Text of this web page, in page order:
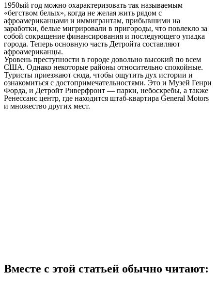
1950ый год можно охарактеризовать так называемым
«бегством белых», когда не желая жить рядом с
афроамериканцами и иммигрантам, прибывшими на
заработки, белые мигрировали в пригороды, что повлекло за
собой сокращение финансирования и последующего упадка
города. Теперь основную часть Детройта составляют
афроамериканцы.
Уровень преступности в городе довольно высокий по всем
США. Однако некоторые районы относительно спокойные.
Туристы приезжают сюда, чтобы ощутить дух истории и
ознакомиться с достопримечательностями. Это и Музей Генри
Форда, и Детройт Риверфронт — парки, небоскребы, а также
Ренессанс центр, где находится штаб-квартира General Motors
и множество других мест.
Вместе с этой статьей обычно читают: